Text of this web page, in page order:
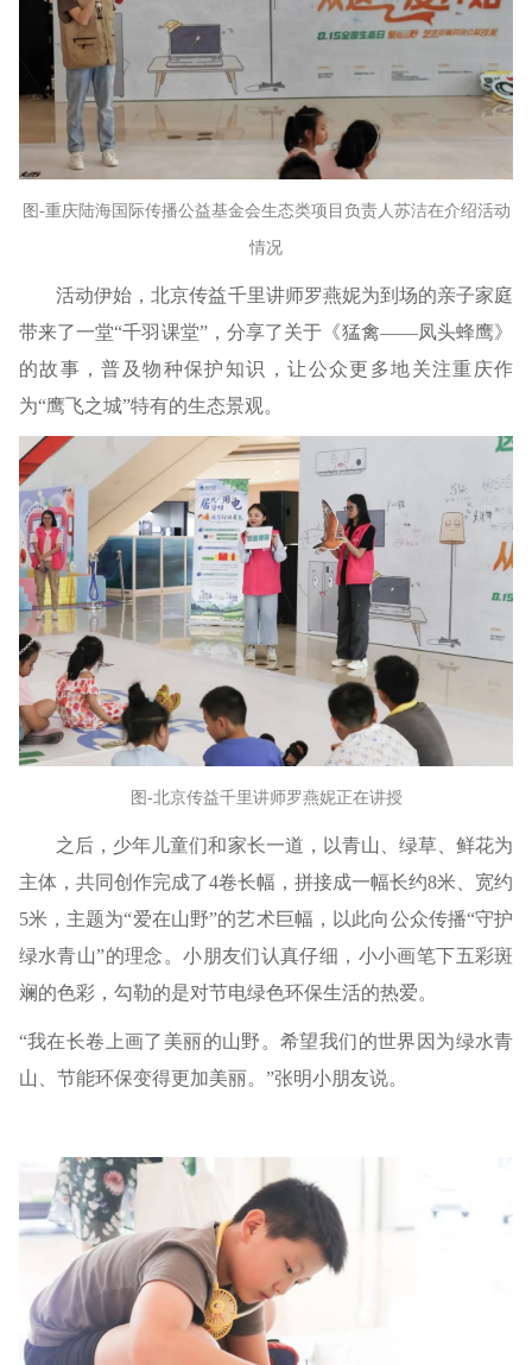
图-重庆陆海国际传播公益基金会生态类项目负责人苏洁在介绍活动
情况
活动伊始，北京传益千里讲师罗燕妮为到场的亲子家庭
带来了一堂“千羽课堂”，分享了关于《猛禽——凤头蜂鹰》
的故事，普及物种保护知识，让公众更多地关注重庆作
为“鹰飞之城”特有的生态景观。
图-北京传益千里讲师罗燕妮正在讲授
之后，少年儿童们和家长一道，以青山、绿草、鲜花为
主体，共同创作完成了4卷长幅，拼接成一幅长约8米、宽约
5米，主题为“爱在山野”的艺术巨幅，以此向公众传播“守护
绿水青山”的理念。小朋友们认真仔细，小小画笔下五彩斑
斓的色彩，勾勒的是对节电绿色环保生活的热爱。
“我在长卷上画了美丽的山野。希望我们的世界因为绿水青
山、节能环保变得更加美丽。”张明小朋友说。